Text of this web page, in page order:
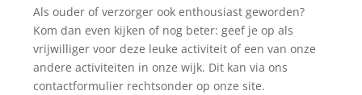
Als ouder of verzorger ook enthousiast geworden?
Kom dan even kijken of nog beter: geef je op als
vrijwilliger voor deze leuke activiteit of een van onze
andere activiteiten in onze wijk. Dit kan via ons
contactformulier rechtsonder op onze site.